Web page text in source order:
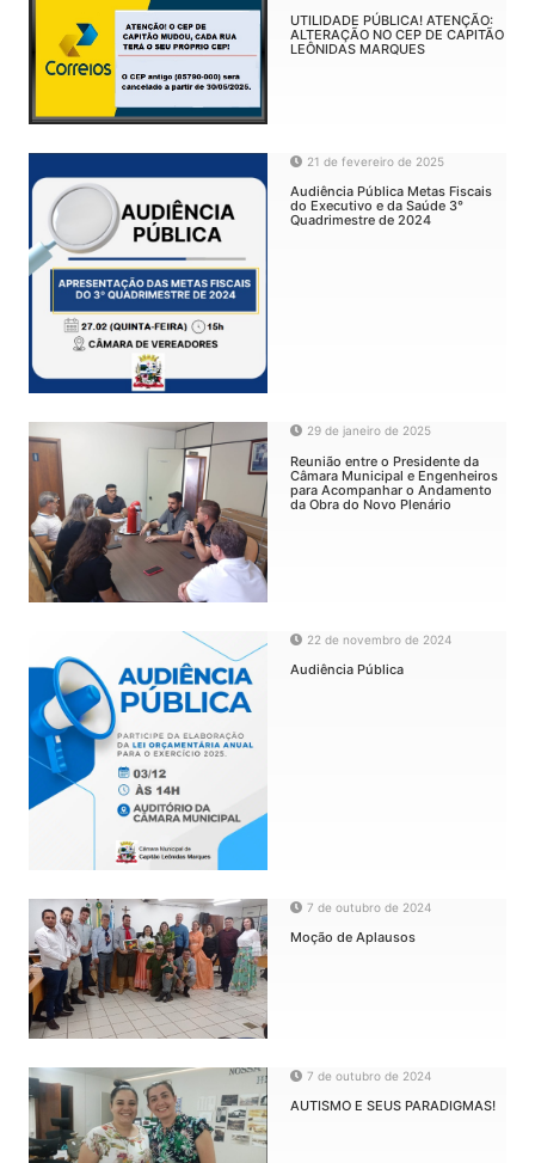
UTILIDADE PÚBLICA! ATENÇÃO:
ALTERAÇÃO NO CEP DE CAPITÃO
LEÔNIDAS MARQUES
21 de fevereiro de 2025
Audiência Pública Metas Fiscais
do Executivo e da Saúde 3°
Quadrimestre de 2024
29 de janeiro de 2025
Reunião entre o Presidente da
Câmara Municipal e Engenheiros
para Acompanhar o Andamento
da Obra do Novo Plenário
22 de novembro de 2024
Audiência Pública
7 de outubro de 2024
Moção de Aplausos
7 de outubro de 2024
AUTISMO E SEUS PARADIGMAS!